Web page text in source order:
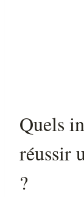
Quels
réussir
?